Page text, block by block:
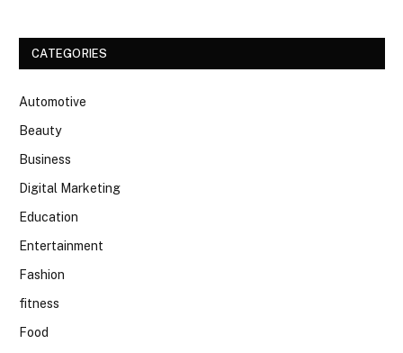
CATEGORIES
Automotive
Beauty
Business
Digital Marketing
Education
Entertainment
Fashion
fitness
Food